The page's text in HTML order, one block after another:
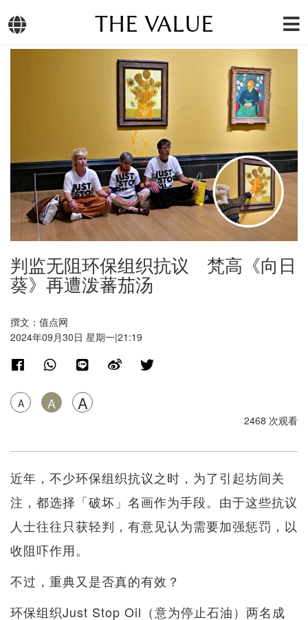
THE VALUE
判监无阻环保组织抗议 梵高《向日
葵》再遭泼蕃茄汤
撰文：值点网
2024年09月30日 星期一|21:19
A A A
2468 次观看
近年，不少环保组织抗议之时，为了引起坊间关
注，都选择「破坏」名画作为手段。由于这些抗议
人士往往只获轻判，有意见认为需要加强惩罚，以
收阻吓作用。
不过，重典又是否真的有效？
环保组织Just Stop Oil（意为停止石油）两名成